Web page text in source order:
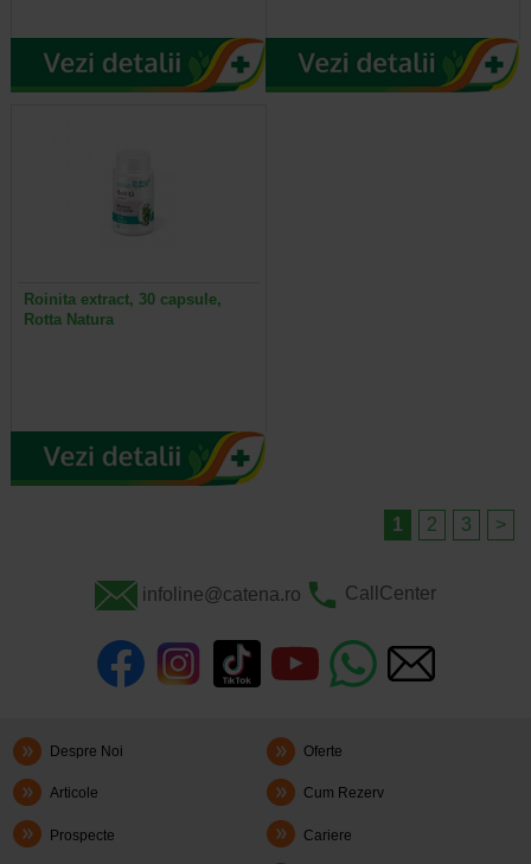
Roinita extract, 30 capsule,
Rotta Natura
1 2 3 >
infoline@catena.ro CallCenter
Despre Noi Oferte
Articole Cum Rezerv
Prospecte Cariere